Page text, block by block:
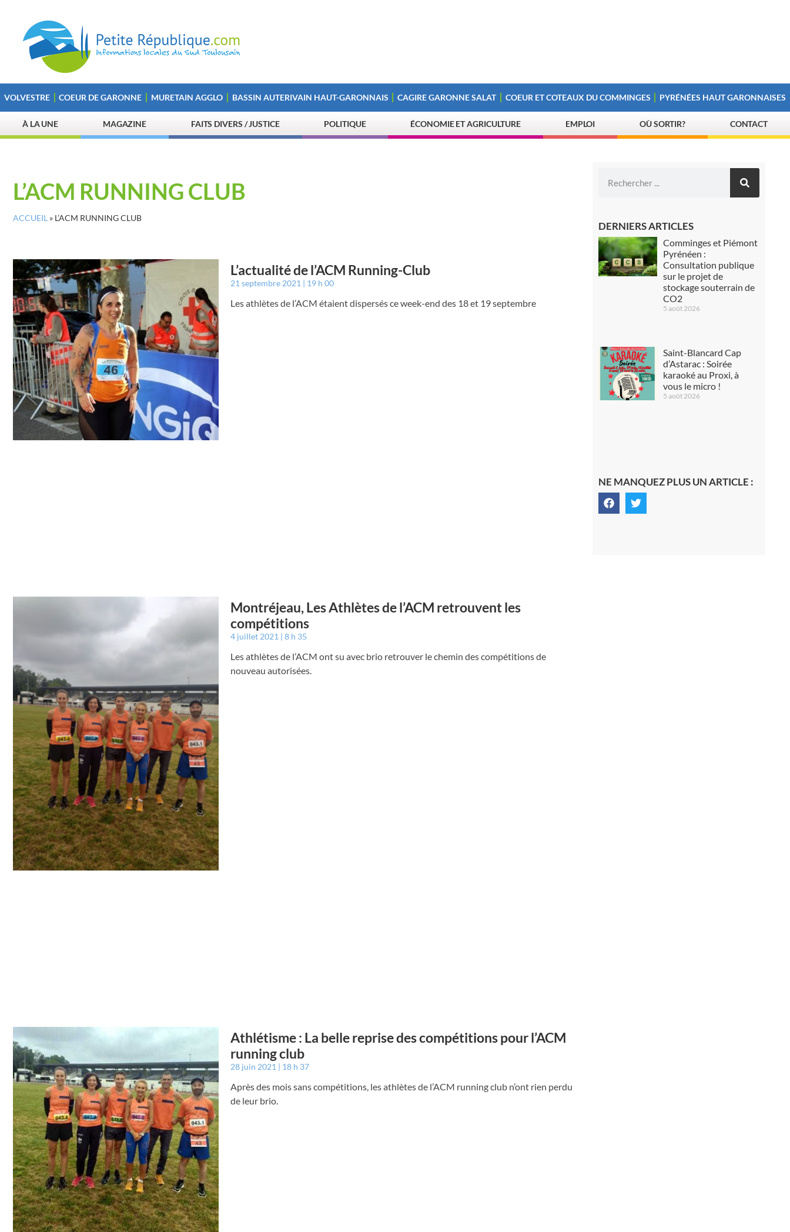
VOLVESTRE COEUR DE GARONNE MURETAIN AGGLO BASSIN AUTERIVAIN HAUT-GARONNAIS CAGIRE GARONNE SALAT COEUR ET COTEAUX DU COMMINGES PYRÉNÉES HAUT GARONNAISES
À LA UNE MAGAZINE FAITS DIVERS / JUSTICE POLITIQUE ÉCONOMIE ET AGRICULTURE EMPLOI OÙ SORTIR? CONTACT
L’ACM RUNNING CLUB
ACCUEIL » L’ACM RUNNING CLUB
L’actualité de l’ACM Running-Club
21 septembre 2021 19 h 00
Les athlètes de l’ACM étaient dispersés ce week-end des 18 et 19 septembre
Montréjeau, Les Athlètes de l’ACM retrouvent les
compétitions
4 juillet 2021 8 h 35
Les athlètes de l’ACM ont su avec brio retrouver le chemin des compétitions de
nouveau autorisées.
Athlétisme : La belle reprise des compétitions pour l’ACM
running club
28 juin 2021 18 h 37
Après des mois sans compétitions, les athlètes de l’ACM running club n’ont rien perdu
de leur brio.
DERNIERS ARTICLES
Comminges et Piémont
Pyrénéen :
Consultation publique
sur le projet de
stockage souterrain de
CO2
5 août 2026
Saint-Blancard Cap
d’Astarac : Soirée
karaoké au Proxi, à
vous le micro !
5 août 2026
NE MANQUEZ PLUS UN ARTICLE :